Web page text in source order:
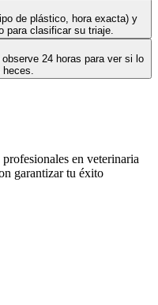
de plástico, hora exacta) y
para clasificar su triaje.
24 horas para ver si lo
heces.
en veterinaria
garantizar tu éxito